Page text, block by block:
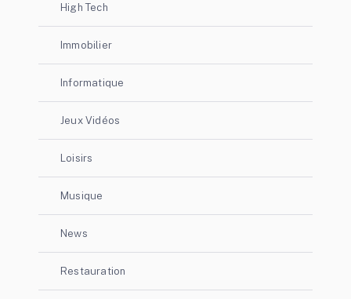
High Tech
Immobilier
Informatique
Jeux Vidéos
Loisirs
Musique
News
Restauration